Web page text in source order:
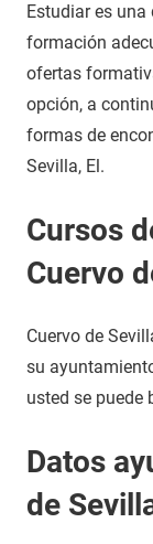
Estudiar es
formación
ofertas
opción, a
formas de
Sevilla, El.
Cursos
Cuervo
Cuervo de
su
usted se puede
Datos
de